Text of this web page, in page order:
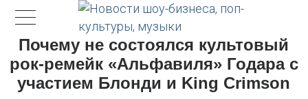
Почему не состоялся культовый
рок-ремейк «Альфавиля» Годара с
участием Блонди и King Crimson